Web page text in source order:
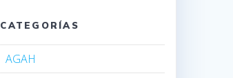
CATEGORÍAS
AGAH